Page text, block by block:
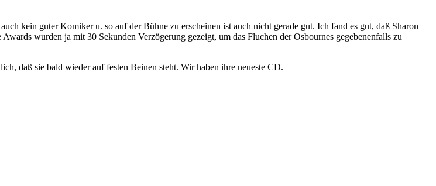
kein guter Komiker u. so auf der Bühne zu erscheinen ist auch nicht gerade gut. Ich fand es gut, daß Sharon
wurden ja mit 30 Sekunden Verzögerung gezeigt, um das Fluchen der Osbournes gegebenenfalls zu
daß sie bald wieder auf festen Beinen steht. Wir haben ihre neueste CD.